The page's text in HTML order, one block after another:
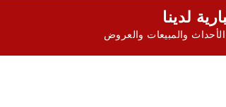
والمبيعات والعروض